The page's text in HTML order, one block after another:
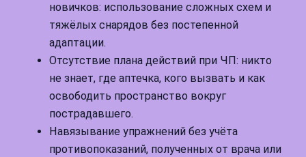
новичков: использование сложных схем и
тяжёлых снарядов без постепенной
адаптации.
Отсутствие плана действий при ЧП: никто
не знает, где аптечка, кого вызвать и как
освободить пространство вокруг
пострадавшего.
Навязывание упражнений без учёта
противопоказаний, полученных от врача или